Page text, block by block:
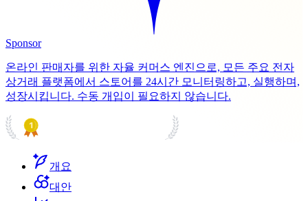
Sponsor
온라인 판매자를 위한 자율 커머스 엔진으로, 모든 주요 전자
상거래 플랫폼에서 스토어를 24시간 모니터링하고, 실행하며,
성장시킵니다. 수동 개입이 필요하지 않습니다.
개요
대안